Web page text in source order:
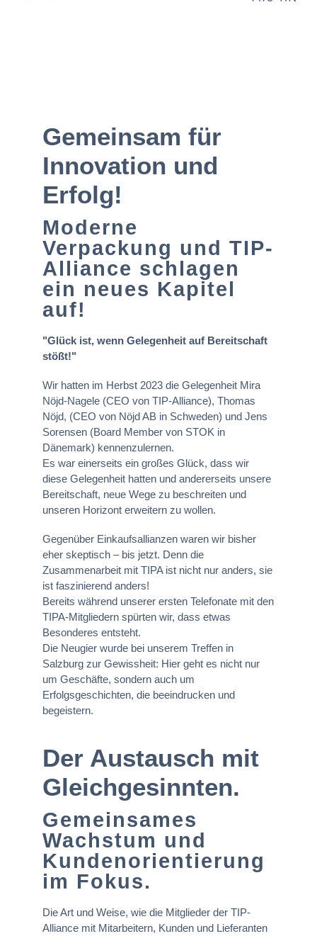
Gemeinsam für
Innovation und
Erfolg!
Moderne
Verpackung und TIP-
Alliance schlagen
ein neues Kapitel
auf!
"Glück ist, wenn Gelegenheit auf Bereitschaft
stößt!"
Wir hatten im Herbst 2023 die Gelegenheit Mira
Nöjd-Nagele (CEO von TIP-Alliance), Thomas
Nöjd, (CEO von Nöjd AB in Schweden) und Jens
Sorensen (Board Member von STOK in
Dänemark) kennenzulernen.
Es war einerseits ein großes Glück, dass wir
diese Gelegenheit hatten und andererseits unsere
Bereitschaft, neue Wege zu beschreiten und
unseren Horizont erweitern zu wollen.
Gegenüber Einkaufsallianzen waren wir bisher
eher skeptisch – bis jetzt. Denn die
Zusammenarbeit mit TIPA ist nicht nur anders, sie
ist faszinierend anders!
Bereits während unserer ersten Telefonate mit den
TIPA-Mitgliedern spürten wir, dass etwas
Besonderes entsteht.
Die Neugier wurde bei unserem Treffen in
Salzburg zur Gewissheit: Hier geht es nicht nur
um Geschäfte, sondern auch um
Erfolgsgeschichten, die beeindrucken und
begeistern.
Der Austausch mit
Gleichgesinnten.
Gemeinsames
Wachstum und
Kundenorientierung
im Fokus.
Die Art und Weise, wie die Mitglieder der TIP-
Alliance mit Mitarbeitern, Kunden und Lieferanten